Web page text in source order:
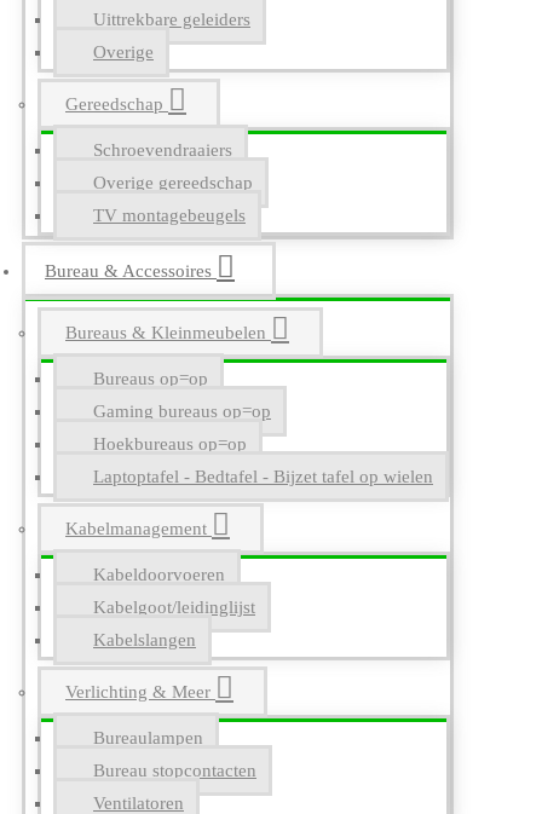
Uittrekbare geleiders
Overige
Gereedschap
Schroevendraaiers
Overige gereedschap
TV montagebeugels
Bureau & Accessoires
Bureaus & Kleinmeubelen
Bureaus op=op
Gaming bureaus op=op
Hoekbureaus op=op
Laptoptafel - Bedtafel - Bijzet tafel op wielen
Kabelmanagement
Kabeldoorvoeren
Kabelgoot/leidinglijst
Kabelslangen
Verlichting & Meer
Bureaulampen
Bureau stopcontacten
Ventilatoren